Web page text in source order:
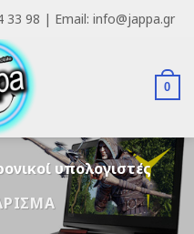
33 98 | Email: info@jappa.gr
0
υπολογιστές